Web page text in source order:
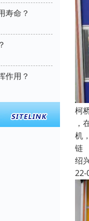
寿命？
作用？
柯
，
机
链
绍
22-